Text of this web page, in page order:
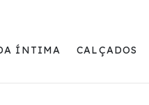
ÍNTIMA CALÇADOS